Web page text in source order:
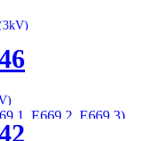
E669.2, E669.3)